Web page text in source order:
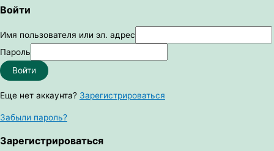
Войти
Имя пользователя или эл. адрес
Пароль
Войти
Еще нет аккаунта? Зарегистрироваться
Забыли пароль?
Зарегистрироваться